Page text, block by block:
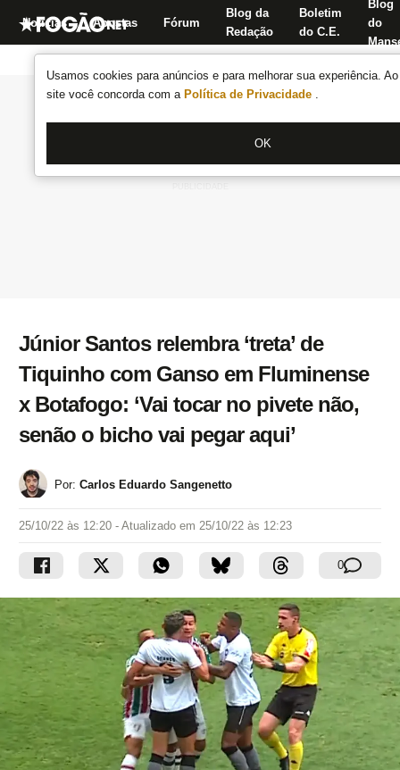
Usamos cookies para anúncios e para melhorar sua experiência.
site você concorda com a Política de Privacidade .
OK
Notícias Apostas Fórum
Blog da
Redação
Boletim
do C.E.
Blog
do
Júnior Santos relembra ‘treta’ de
Tiquinho com Ganso em Fluminense
x Botafogo: ‘Vai tocar no pivete não,
senão o bicho vai pegar aqui’
Por: Carlos Eduardo Sangenetto
25/10/22 às 12:20 - Atualizado em 25/10/22 às 12:23
0